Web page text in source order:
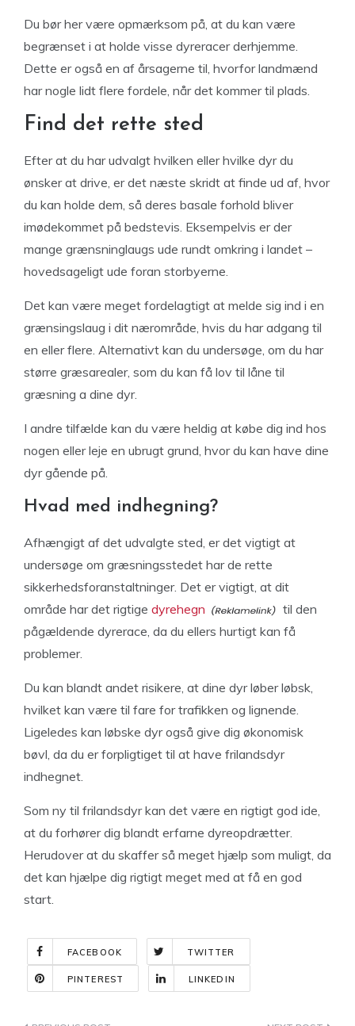
Du bør her være opmærksom på, at du kan være
begrænset i at holde visse dyreracer derhjemme.
Dette er også en af årsagerne til, hvorfor landmænd
har nogle lidt flere fordele, når det kommer til plads.
Find det rette sted
Efter at du har udvalgt hvilken eller hvilke dyr du
ønsker at drive, er det næste skridt at finde ud af, hvor
du kan holde dem, så deres basale forhold bliver
imødekommet på bedstevis. Eksempelvis er der
mange grænsninglaugs ude rundt omkring i landet –
hovedsageligt ude foran storbyerne.
Det kan være meget fordelagtigt at melde sig ind i en
grænsingslaug i dit nærområde, hvis du har adgang til
en eller flere. Alternativt kan du undersøge, om du har
større græsarealer, som du kan få lov til låne til
græsning a dine dyr.
I andre tilfælde kan du være heldig at købe dig ind hos
nogen eller leje en ubrugt grund, hvor du kan have dine
dyr gående på.
Hvad med indhegning?
Afhængigt af det udvalgte sted, er det vigtigt at
undersøge om græsningsstedet har de rette
sikkerhedsforanstaltninger. Det er vigtigt, at dit
område har det rigtige dyrehegn
til den
pågældende dyrerace, da du ellers hurtigt kan få
problemer.
Du kan blandt andet risikere, at dine dyr løber løbsk,
hvilket kan være til fare for trafikken og lignende.
Ligeledes kan løbske dyr også give dig økonomisk
bøvl, da du er forpligtiget til at have frilandsdyr
indhegnet.
Som ny til frilandsdyr kan det være en rigtigt god ide,
at du forhører dig blandt erfarne dyreopdrætter.
Herudover at du skaffer så meget hjælp som muligt, da
det kan hjælpe dig rigtigt meget med at få en god
start.
FACEBOOK TWITTER
PINTEREST LINKEDIN